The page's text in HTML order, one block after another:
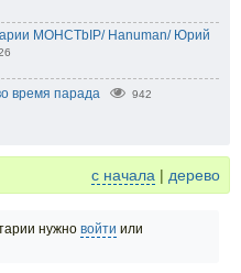
MOHCTbIP/ Hanuman/ Юрий
время парада 942
с начала | дерево
нужно войти или